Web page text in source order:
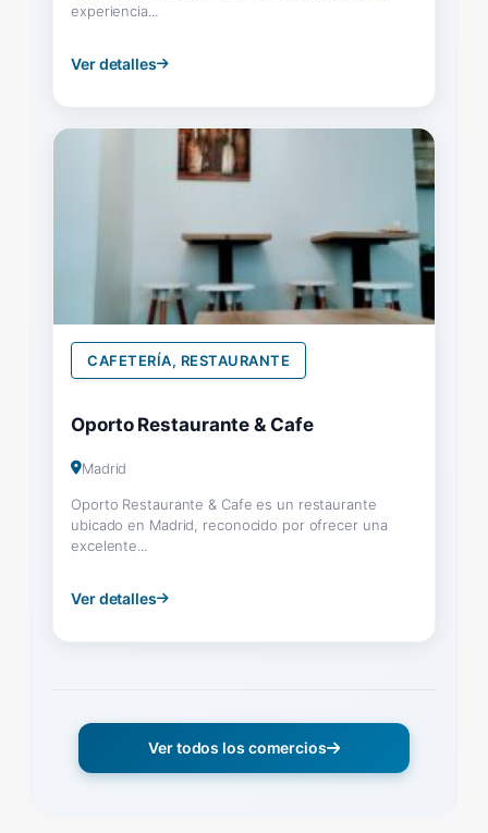
experiencia...
Ver detalles
CAFETERÍA, RESTAURANTE
Oporto Restaurante & Cafe
Madrid
Oporto Restaurante & Cafe es un restaurante
ubicado en Madrid, reconocido por ofrecer una
excelente...
Ver detalles
Ver todos los comercios